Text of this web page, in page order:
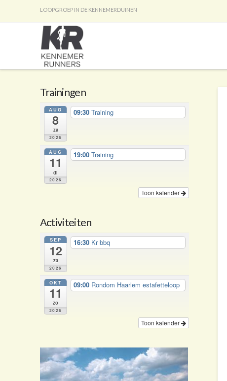
LOOPGROEP IN DE KENNEMERDUINEN
Trainingen
AUG
8
za
2026
09:30Training
AUG
11
di
2026
19:00Training
Toon kalender
Activiteiten
SEP
12
za
2026
16:30 Kr bbq
OKT
11
zo
2026
09:00 Rondom Haarlem estafetteloop
Toon kalender